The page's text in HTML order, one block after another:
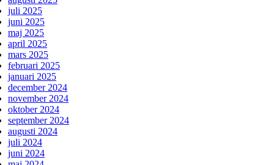
juli 2025
juni 2025
maj 2025
april 2025
mars 2025
februari 2025
januari 2025
december 2024
november 2024
oktober 2024
september 2024
augusti 2024
juli 2024
juni 2024